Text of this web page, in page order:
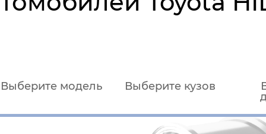
Выберите модель Выберите кузов